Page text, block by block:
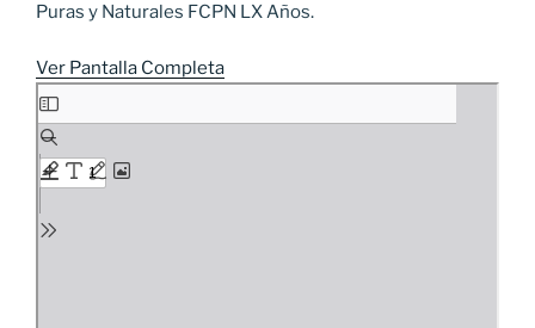
Puras y Naturales FCPN LX Años.
Ver Pantalla Completa
Saltar
al
contenido
del
PDF